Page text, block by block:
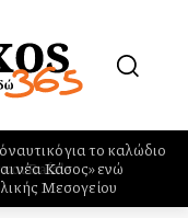
ναυτικό για το καλώδιο
νέα Κάσος» ενώ
Μεσογείου